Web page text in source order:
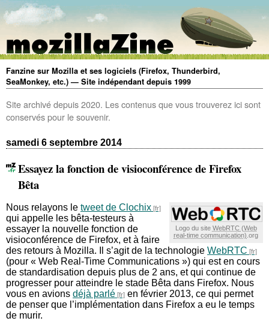
Fanzine sur Mozilla et ses logiciels (Firefox, Thunderbird,
SeaMonkey, etc.) — Site indépendant depuis 1999
Site archivé depuis 2020. Les contenus que vous trouverez ici sont
conservés pour le souvenir.
samedi 6 septembre 2014
Essayez la fonction de visioconférence de Firefox
Bêta
Logo du site WebRTC
.org
Nous relayons le tweet de Clochix
qui appelle les bêta-testeurs à
essayer la nouvelle fonction de
visioconférence de Firefox, et à faire
des retours à Mozilla. Il s’agit de la technologie WebRTC
(pour « Web Real-Time Communications ») qui est en cours
de standardisation depuis plus de 2 ans, et qui continue de
progresser pour atteindre le stade Bêta dans Firefox. Nous
vous en avions déjà parlé
en février 2013, ce qui permet
de penser que l’implémentation dans Firefox a eu le temps
de murir.